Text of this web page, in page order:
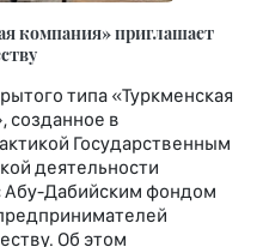
компания» приглашает
типа «Туркменская
созданное в
Государственным
деятельности
Абу-Дабийским фондом
Об этом